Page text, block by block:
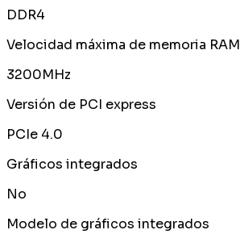
DDR4
Velocidad máxima de memoria RAM
3200MHz
Versión de PCI express
PCIe 4.0
Gráficos integrados
No
Modelo de gráficos integrados